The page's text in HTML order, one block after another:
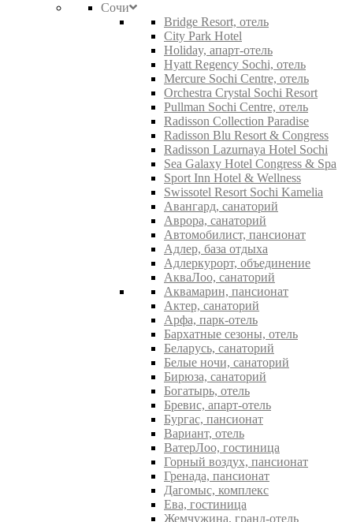
Сочи
Bridge Resort, отель
City Park Hotel
Holiday, апарт-отель
Hyatt Regency Sochi, отель
Mercure Sochi Centre, отель
Orchestra Crystal Sochi Resort
Pullman Sochi Centre, отель
Radisson Collection Paradise
Radisson Blu Resort & Congress
Radisson Lazurnaya Hotel Sochi
Sea Galaxy Hotel Congress & Spa
Sport Inn Hotel & Wellness
Swissotel Resort Sochi Kamelia
Авангард, санаторий
Аврора, санаторий
Автомобилист, пансионат
Адлер, база отдыха
Адлеркурорт, объединение
АкваЛоо, санаторий
Аквамарин, пансионат
Актер, санаторий
Арфа, парк-отель
Бархатные сезоны, отель
Беларусь, санаторий
Белые ночи, санаторий
Бирюза, санаторий
Богатырь, отель
Бревис, апарт-отель
Бургас, пансионат
Вариант, отель
ВатерЛоо, гостиница
Горный воздух, пансионат
Гренада, пансионат
Дагомыс, комплекс
Ева, гостиница
Жемчужина, гранд-отель